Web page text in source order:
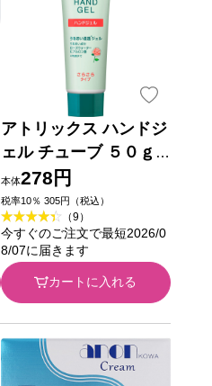
アトリックス ハンドジ
ェル チューブ ５０ｇ
花王
本体278円
税率10％ 305円（税込）
（9）
今すぐのご注文で最短2026/0
8/07に届きます
カートに入れる